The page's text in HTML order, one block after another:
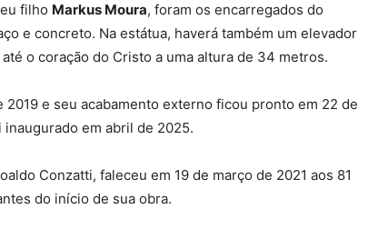
filho Markus Moura, foram os encarregados do
e concreto. Na estátua, haverá também um elevador
o coração do Cristo a uma altura de 34 metros.
e seu acabamento externo ficou pronto em 22 de
em abril de 2025.
Conzatti, faleceu em 19 de março de 2021 aos 81
do início de sua obra.